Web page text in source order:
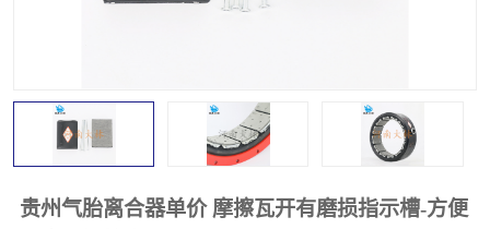
贵州气胎离合器单价 摩擦瓦开有磨损指示槽-方便